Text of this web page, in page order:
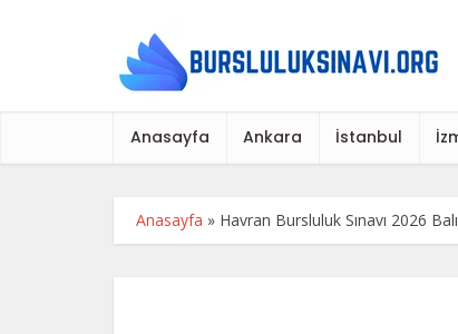
Anasayfa Ankara İstanbul
Anasayfa » Havran Bursluluk Sınavı 2026